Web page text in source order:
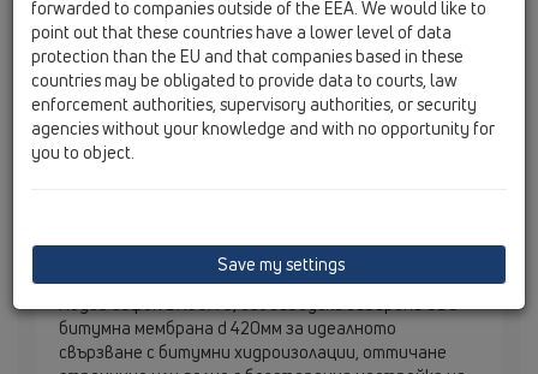
Подов сифон DN50/75, със заводски заварена SBS
битумна мембрана d 420мм за идеалното
свързване с битумни хидроизолации, оттичане
forwarded to companies outside of the EEA. We would like to
point out that these countries have a lower level of data
protection than the EU and that companies based in these
countries may be obligated to provide data to courts, law
enforcement authorities, supervisory authorities, or security
agencies without your knowledge and with no opportunity for
you to object.
Save my settings